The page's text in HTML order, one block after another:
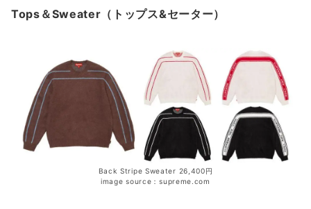
Tops＆Sweater（トップス&セーター）
Back Stripe Sweater 26,400円
image source：supreme.com